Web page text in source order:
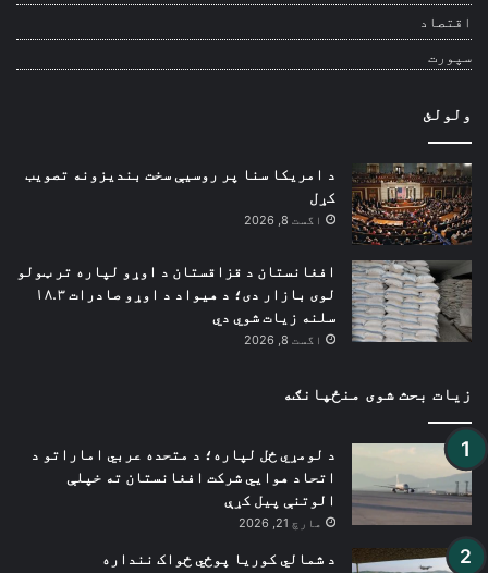
اقتصاد
سپورت
ولولئ
د امریکا سنا پر روسیې سخت بندیزونه تصویب
کړل
اگست 8, 2026
افغانستان د قزاقستان د اوړو لپاره تر ټولو
لوی بازار دی؛ د هیواد د اوړو صادرات ۱۸.۳
سلنه زیات شوي دي
اگست 8, 2026
زیات بحث شوی منځپانګه
د لومړي ځل لپاره؛ د متحده عربي اماراتو د
اتحاد هوايي شرکت افغانستان ته خپلې
الوتنې پیل کړې
مارچ 21, 2026
د شمالي کوریا پوځي ځواک ننداره